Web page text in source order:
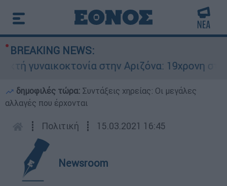
BREAKING NEWS:
γυναικοκτονία στην Αριζόνα: 19χρονη
δημοφιλές τώρα: Συντάξεις χηρείας: Οι μεγάλες
αλλαγές που έρχονται
┋ Πολιτική ┋ 15.03.2021 16:45
Newsroom